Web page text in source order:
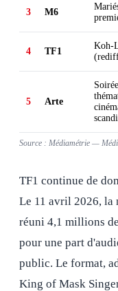
3 M6
4 TF1
Koh-
5 Arte
Soirée
Source : Médiamétrie —
TF1 continue de
Le 11 avril 2026, la
réuni 4,1 millions
pour une part
public. Le format,
King of Mask